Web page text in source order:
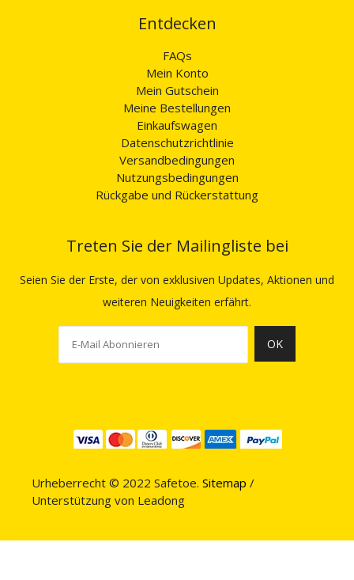
Entdecken
FAQs
Mein Konto
Mein Gutschein
Meine Bestellungen
Einkaufswagen
Datenschutzrichtlinie
Versandbedingungen
Nutzungsbedingungen
Rückgabe und Rückerstattung
Treten Sie der Mailingliste bei
Seien Sie der Erste, der von exklusiven Updates, Aktionen und
weiteren Neuigkeiten erfährt.
OK
Urheberrecht © 2022 Safetoe. Sitemap /
Unterstützung von Leadong